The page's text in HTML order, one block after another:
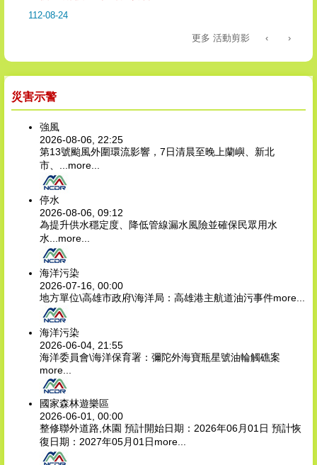
112-08-24
更多 活動剪影 ‹ ›
災害示警
強風
2026-08-06, 22:25
第13號颱風外圍環流影響，7日清晨至晚上蘭嶼、新北
市、... more...
停水
2026-08-06, 09:12
為提升供水穩定度、降低管線漏水風險並確保民眾用水
水... more...
海洋污染
2026-07-16, 00:00
地方單位\高雄市政府\海洋局：高雄港主航道油污事件more...
海洋污染
2026-06-04, 21:55
海洋委員會\海洋保育署：彌陀外海寶瓶星號油輪觸礁案
more...
國家森林遊樂區
2026-06-01, 00:00
整修聯外道路,休園 預計開始日期：2026年06月01日 預計恢
復日期：2027年05月01日more...